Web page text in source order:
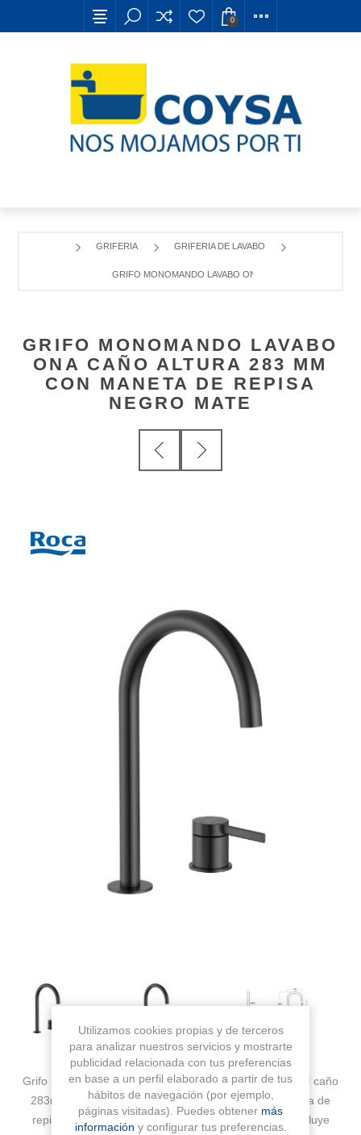
0
GRIFERIA GRIFERIA DE LAVABO
GRIFO MONOMANDO LAVABO ONA CAÑO ALTURA 283
GRIFO MONOMANDO LAVABO
ONA CAÑO ALTURA 283 MM
CON MANETA DE REPISA
NEGRO MATE
Grifo monomando para lavabo ONA caño alto (altura del caño
283mm), cuerpo liso acabado negro mate. Con maneta de
repisa, aireador y enlaces de alimentación flexible. Incluye
Utilizamos cookies propias y de terceros
para analizar nuestros servicios y mostrarte
publicidad relacionada con tus preferencias
en base a un perfil elaborado a partir de tus
hábitos de navegación (por ejemplo,
páginas visitadas). Puedes obtener más
información y configurar tus preferencias.